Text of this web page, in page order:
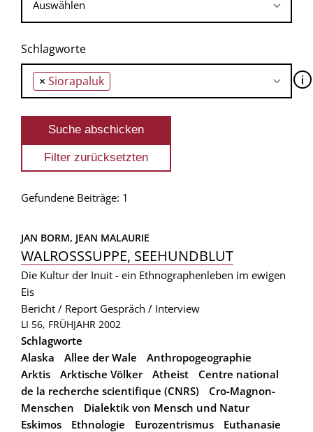
Schlagworte
× Siorapaluk 🛈
Gefundene Beiträge: 1
JAN BORM, JEAN MALAURIE
WALROSSSUPPE, SEEHUNDBLUT
Die Kultur der Inuit - ein Ethnographenleben im ewigen
Eis
Bericht / Report Gespräch / Interview
LI 56, FRÜHJAHR 2002
Schlagworte
Alaska
Allee der Wale
Anthropogeographie
Arktis
Arktische Völker Atheist
Centre national
de la recherche scientifique (CNRS)
Cro-Magnon-
Menschen
Dialektik von Mensch und Natur
Eskimos
Ethnologie Eurozentrismus
Euthanasie